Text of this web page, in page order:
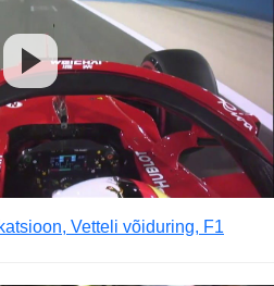
Vetteli võiduring, F1